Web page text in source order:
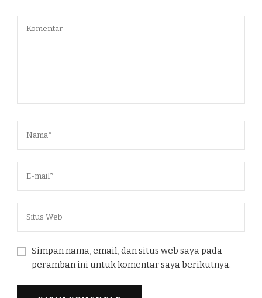
Simpan nama, email, dan situs web saya pada
peramban ini untuk komentar saya berikutnya.